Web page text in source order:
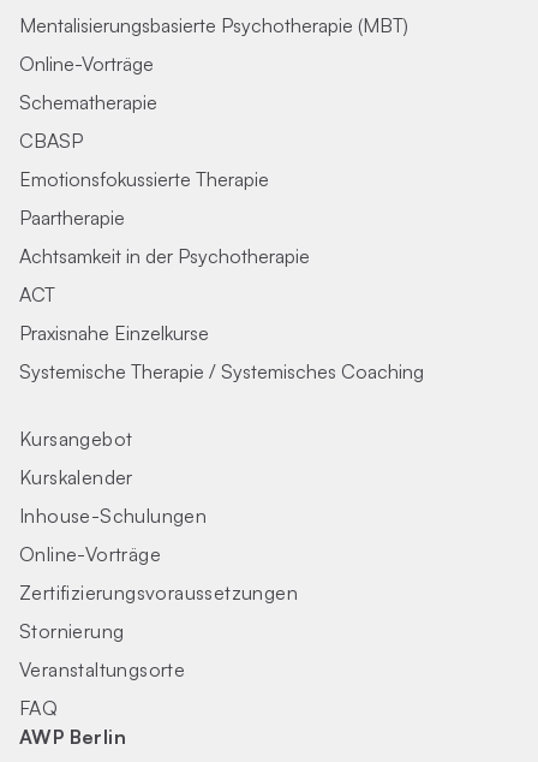
Mentalisierungsbasierte Psychotherapie (MBT)
Online-Vorträge
Schematherapie
CBASP
Emotionsfokussierte Therapie
Paartherapie
Achtsamkeit in der Psychotherapie
ACT
Praxisnahe Einzelkurse
Systemische Therapie / Systemisches Coaching
Kursangebot
Kurskalender
Inhouse-Schulungen
Online-Vorträge
Zertifizierungs­voraus­setzungen
Stornierung
Veranstaltungsorte
FAQ
AWP Berlin